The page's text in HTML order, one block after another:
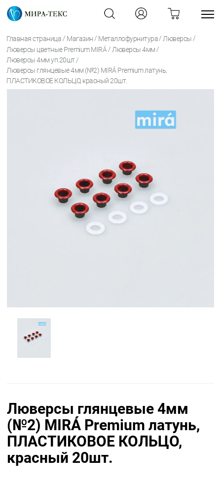
Главная страница / Магазин / Металлофурнитура / Люверсы /
Люверсы цветные Premium MIRÁ / Люверсы 4мм /
Люверсы 4мм уп.20шт /
Люверсы глянцевые 4мм (№2) MIRÁ Premium латунь,
ПЛАСТИКОВОЕ КОЛЬЦО, красный 20шт.
Люверсы глянцевые 4мм
(№2) MIRÁ Premium латунь,
ПЛАСТИКОВОЕ КОЛЬЦО,
красный 20шт.